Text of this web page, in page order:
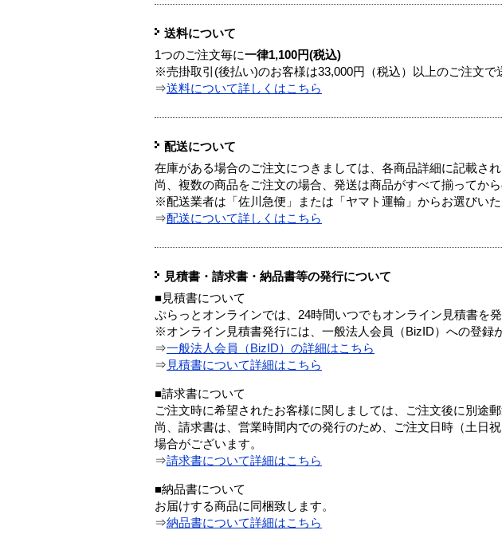
送料について
1つのご注文毎に一律1,100円(税込)
※売掛取引(後払い)のお客様は33,000円（税込）以上のご注文で
⇒送料について詳しくはこちら
配送について
在庫がある場合のご注文につきましては、各商品詳細に記載さ
尚、複数の商品をご注文の場合、発送は商品がすべて揃ってから
※配送業者は「佐川急便」または「ヤマト運輸」からお選びい
⇒配送について詳しくはこちら
見積書・請求書・納品書等の発行について
■見積書について
ぷらっとオンラインでは、24時間いつでもオンライン見積書を
※オンライン見積書発行には、一般法人会員（BizID）への登録
⇒一般法人会員（BizID）の詳細はこちら
⇒ 見積書について詳細はこちら
■請求書について
ご注文時に希望されたお客様に関しましては、ご注文後に別途郵
尚、請求書は、営業時間内での発行のため、ご注文日時（土日
場合がございます。
⇒請求書について詳細はこちら
■納品書について
お届けする商品に同梱致します。
⇒納品書について詳細はこちら